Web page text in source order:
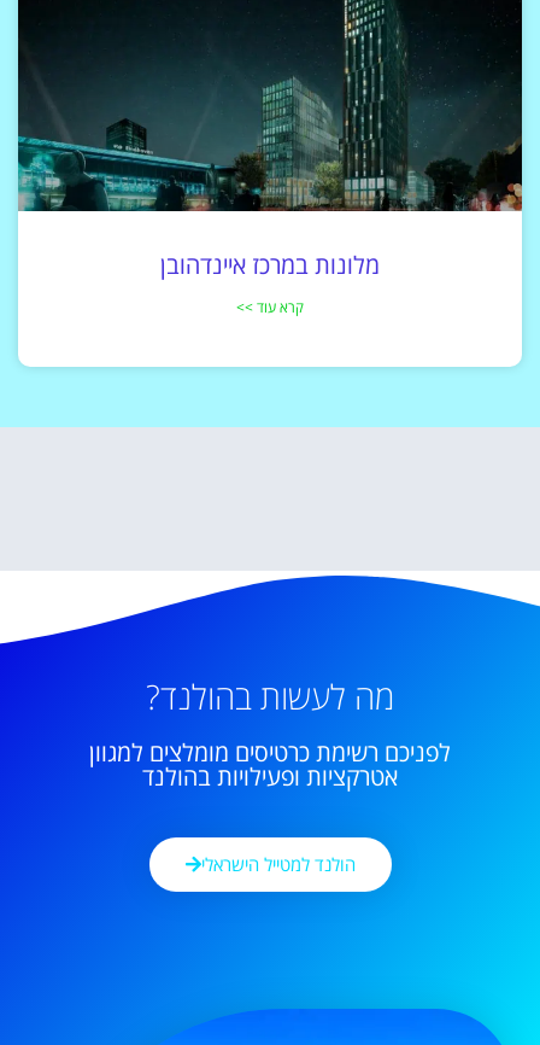
מלונות במרכז איינדהובן
קרא עוד >>
מה לעשות בהולנד?
לפניכם רשימת כרטיסים מומלצים למגוון
אטרקציות ופעילויות בהולנד
הולנד למטייל הישראלי